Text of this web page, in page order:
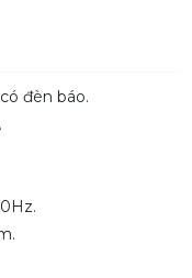
đèn báo.